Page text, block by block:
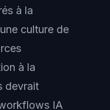
à la
culture de
à la
devrait
IA